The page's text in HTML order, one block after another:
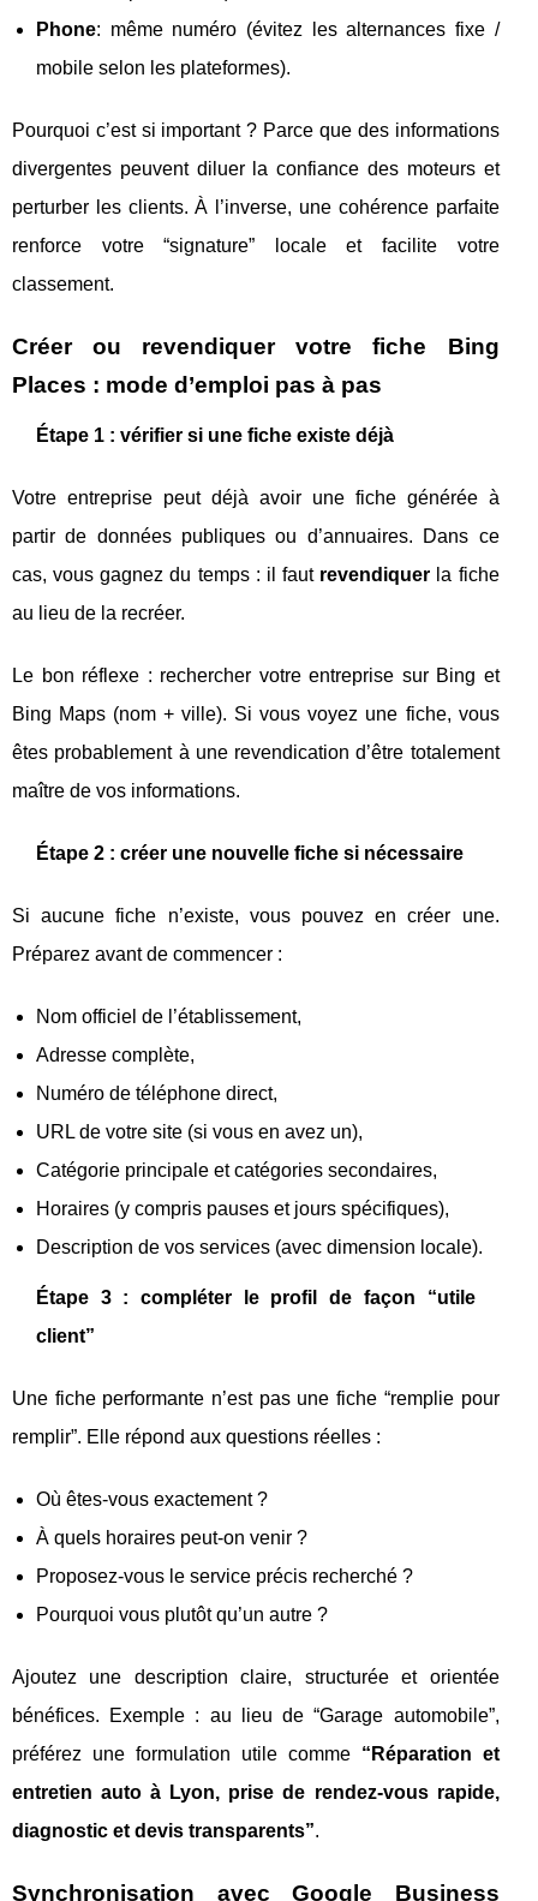
Phone: même numéro (évitez les alternances fixe /
mobile selon les plateformes).
Pourquoi c’est si important ? Parce que des informations
divergentes peuvent diluer la confiance des moteurs et
perturber les clients. À l’inverse, une cohérence parfaite
renforce votre “signature” locale et facilite votre
classement.
Créer ou revendiquer votre fiche Bing
Places : mode d’emploi pas à pas
Étape 1 : vérifier si une fiche existe déjà
Votre entreprise peut déjà avoir une fiche générée à
partir de données publiques ou d’annuaires. Dans ce
cas, vous gagnez du temps : il faut revendiquer la fiche
au lieu de la recréer.
Le bon réflexe : rechercher votre entreprise sur Bing et
Bing Maps (nom + ville). Si vous voyez une fiche, vous
êtes probablement à une revendication d’être totalement
maître de vos informations.
Étape 2 : créer une nouvelle fiche si nécessaire
Si aucune fiche n’existe, vous pouvez en créer une.
Préparez avant de commencer :
Nom officiel de l’établissement,
Adresse complète,
Numéro de téléphone direct,
URL de votre site (si vous en avez un),
Catégorie principale et catégories secondaires,
Horaires (y compris pauses et jours spécifiques),
Description de vos services (avec dimension locale).
Étape 3 : compléter le profil de façon “utile
client”
Une fiche performante n’est pas une fiche “remplie pour
remplir”. Elle répond aux questions réelles :
Où êtes-vous exactement ?
À quels horaires peut-on venir ?
Proposez-vous le service précis recherché ?
Pourquoi vous plutôt qu’un autre ?
Ajoutez une description claire, structurée et orientée
bénéfices. Exemple : au lieu de “Garage automobile”,
préférez une formulation utile comme “Réparation et
entretien auto à Lyon, prise de rendez-vous rapide,
diagnostic et devis transparents”.
Synchronisation avec Google Business